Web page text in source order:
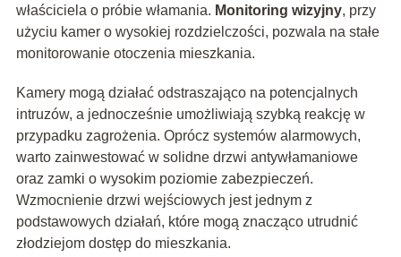
właściciela o próbie włamania. Monitoring wizyjny, przy
użyciu kamer o wysokiej rozdzielczości, pozwala na stałe
monitorowanie otoczenia mieszkania.
Kamery mogą działać odstraszająco na potencjalnych
intruzów, a jednocześnie umożliwiają szybką reakcję w
przypadku zagrożenia. Oprócz systemów alarmowych,
warto zainwestować w solidne drzwi antywłamaniowe
oraz zamki o wysokim poziomie zabezpieczeń.
Wzmocnienie drzwi wejściowych jest jednym z
podstawowych działań, które mogą znacząco utrudnić
złodziejom dostęp do mieszkania.